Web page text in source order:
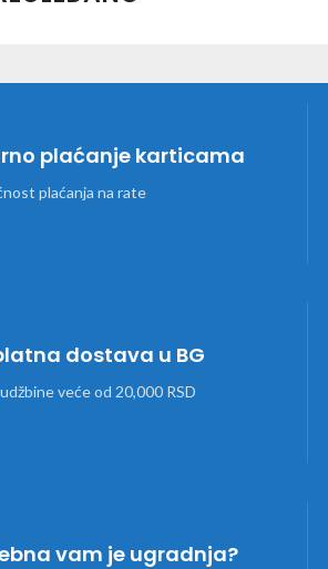
plaćanje karticama
plaćanja na rate
dostava u BG
veće od 20,000 RSD
vam je ugradnja?